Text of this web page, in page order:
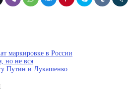
маркировке в России
но не вся
Путин и Лукашенко